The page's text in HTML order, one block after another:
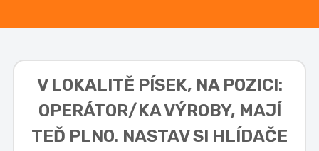
V LOKALITĚ PÍSEK, NA POZICI:
OPERÁTOR/KA VÝROBY, MAJÍ
TEĎ PLNO. NASTAV SI HLÍDAČE